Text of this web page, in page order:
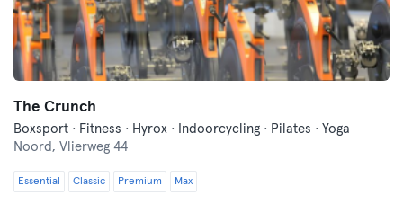
The Crunch
Boxsport · Fitness · Hyrox · Indoorcycling · Pilates · Yoga
Noord, Vlierweg 44
Essential Classic Premium Max